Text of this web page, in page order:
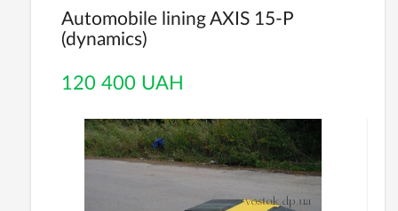
Automobile lining AXIS 15-P
(dynamics)
120 400 UAH